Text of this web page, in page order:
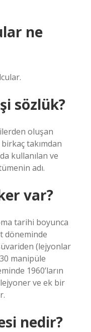
ne
sözlük?
oluşan
takımdan
kullanılan ve
adı.
var?
tarihi boyunca
döneminde
(lejyonlar
manipüle
1960’ların
lejyoner ve ek bir
nedir?